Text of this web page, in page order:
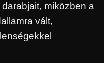
miközben a
vált,